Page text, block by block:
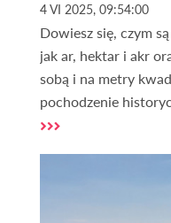
4 VI 2025, 09:54:00
Dowiesz się, czym
jak ar, hektar i akr
sobą i na metry
pochodzenie
zastosowania w
odpowiednią